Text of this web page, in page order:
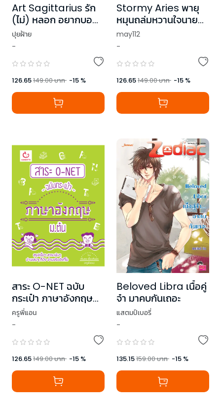
Art Sagittarius รัก
(ไม่) หลอก อยากบอ
กว่าเลิฟยู ชุด Prince
of Zodiac
ปุยฝ้าย
-
126.65149.00บาท -15 %
Stormy Aries พายุ
หมุนถล่มหวานใจนาย
จอมซ่าส์
may112
-
126.65149.00บาท -15 %
สาระ O-NET ฉบับ
กระเป๋า ภาษาอังกฤษ
ม.ต้น
ครูพี่แอน
-
126.65149.00บาท -15 %
Beloved Libra เนื้อคู่
จ๋า มาคบกันเถอะ
แสตมป์เบอรี่
-
135.15159.00บาท -15 %